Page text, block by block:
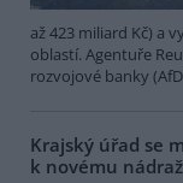
až 423 miliard Kč) a
oblastí. Agentuře
rozvojové banky
Krajský úřad se
k novému